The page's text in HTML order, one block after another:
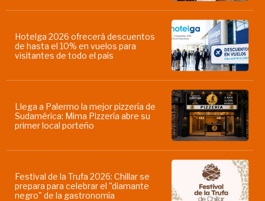
Hotelga 2026 ofrecerá descuentos
de hasta el 10% en vuelos para
visitantes de todo el país
Llega a Palermo la mejor pizzería de
Sudamérica: Mima Pizzería abre su
primer local porteño
Festival de la Trufa 2026: Chillar se
prepara para celebrar el "diamante
negro" de la gastronomía